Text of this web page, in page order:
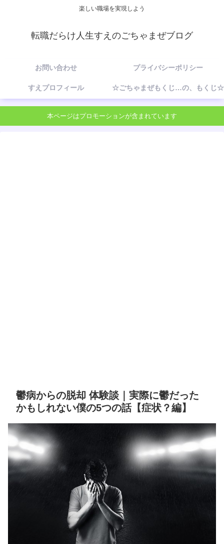
楽しい職場を実現しよう
転職だらけ人生すえのごちゃまぜブログ
お問い合わせ プライバシーポリシー
すえプロフィール ☆ごちゃまぜもくじ…の、もくじ☆
本ページはプロモーションが含まれています
鬱病からの脱却 体験談｜実際に鬱だった
かもしれない僕の5つの話【症状？編】